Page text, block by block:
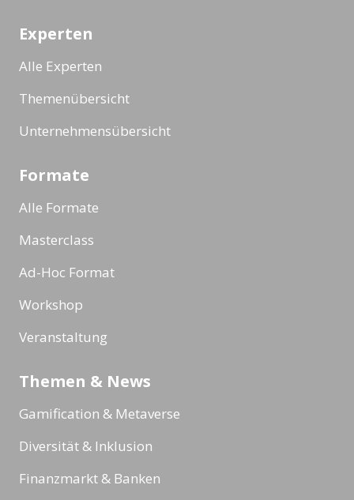
Experten
Alle Experten
Themenübersicht
Unternehmensübersicht
Formate
Alle Formate
Masterclass
Ad-Hoc Format
Workshop
Veranstaltung
Themen & News
Gamification & Metaverse
Diversität & Inklusion
Finanzmarkt & Banken